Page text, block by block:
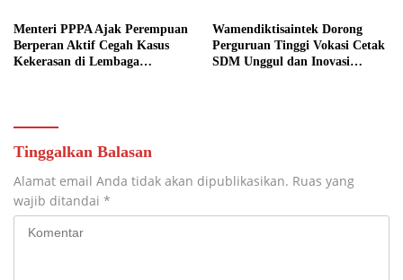
Menteri PPPA Ajak Perempuan
Berperan Aktif Cegah Kasus
Kekerasan di Lembaga
Wamendiktisaintek Dorong
Perguruan Tinggi Vokasi Cetak
SDM Unggul dan Inovasi
Tinggalkan Balasan
Alamat email Anda tidak akan dipublikasikan. Ruas yang
wajib ditandai *